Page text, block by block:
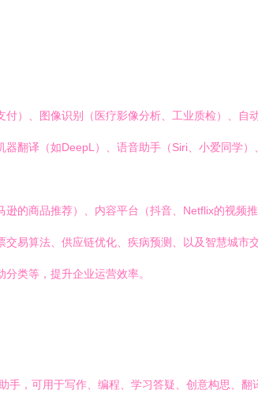
）、图像识别（医疗影像分析、工业质检）、自
器翻译（如DeepL）、语音助手（Siri、小爱同学
的商品推荐）、内容平台（抖音、Netflix的视频
易算法、供应链优化、疾病预测、以及智慧城市
类等，提升企业运营效率。
手，可用于写作、编程、学习答疑、创意构思、翻